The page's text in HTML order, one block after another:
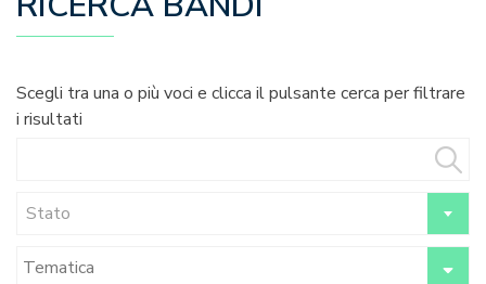
Scegli tra una o più voci e clicca il pulsante cerca per filtrare
i risultati
Stato